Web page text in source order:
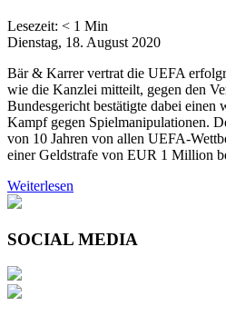
Lesezeit: < 1 Min
Dienstag, 18. August 2020
Bär & Karrer vertrat die UEFA
wie die Kanzlei mitteilt, gegen den
Bundesgericht bestätigte dabei
Kampf gegen Spielmanipulationen.
von 10 Jahren von allen UEFA-
einer Geldstrafe von EUR 1 Million
Weiterlesen
SOCIAL MEDIA